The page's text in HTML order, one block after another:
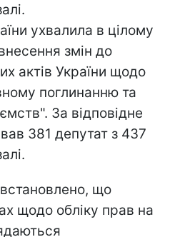
ухвалила в цілому
змін до
актів України щодо
поглинанню та
За відповідне
381 депутат з 437
що
щодо обліку прав на